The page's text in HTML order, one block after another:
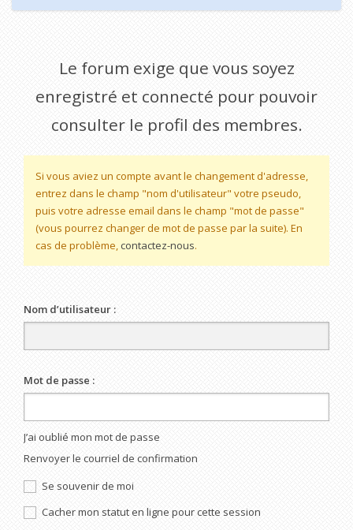
Le forum exige que vous soyez
enregistré et connecté pour pouvoir
consulter le profil des membres.
Si vous aviez un compte avant le changement d'adresse,
entrez dans le champ "nom d'utilisateur" votre pseudo,
puis votre adresse email dans le champ "mot de passe"
(vous pourrez changer de mot de passe par la suite). En
cas de problème, contactez-nous.
Nom d’utilisateur :
Mot de passe :
J’ai oublié mon mot de passe
Renvoyer le courriel de confirmation
Se souvenir de moi
Cacher mon statut en ligne pour cette session